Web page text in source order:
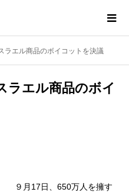
ラエル商品のボイコットを決議
ラエル商品のボイ
９月17日、650万人を擁す